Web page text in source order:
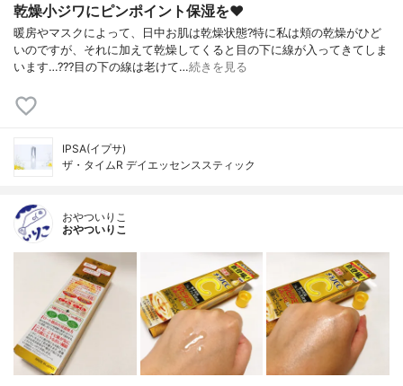
乾燥小ジワにピンポイント保湿を❤️
暖房やマスクによって、日中お肌は乾燥状態?特に私は頬の乾燥がひど
いのですが、それに加えて乾燥してくると目の下に線が入ってきてしま
います…???目の下の線は老けて…続きを見る
IPSA(イプサ)
ザ・タイムR デイエッセンススティック
おやついりこ
おやついりこ